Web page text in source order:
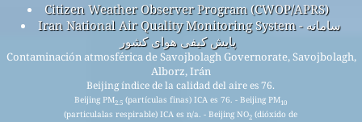
Citizen Weather Observer Program (CWOP/APRS)
Iran National Air Quality Monitoring System - سامانه
پایش کیفی هوای کشور
Contaminación atmosférica de Savojbolagh Governorate, Savojbolagh,
Alborz, Irán
Beijing índice de la calidad del aire es 76.
Beijing PM2.5 (partículas finas) ICA es 76. - Beijing PM10
(particulalas respirable) ICA es n/a. - Beijing NO2 (dióxido de